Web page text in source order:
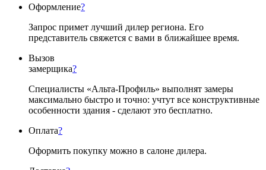
Оформление?
Запрос примет лучший дилер региона. Его
представитель свяжется с вами в ближайшее время.
Вызов
замерщика?
Специалисты «Альта-Профиль» выполнят замеры
максимально быстро и точно: учтут все конструктивные
особенности здания - сделают это бесплатно.
Оплата?
Оформить покупку можно в салоне дилера.